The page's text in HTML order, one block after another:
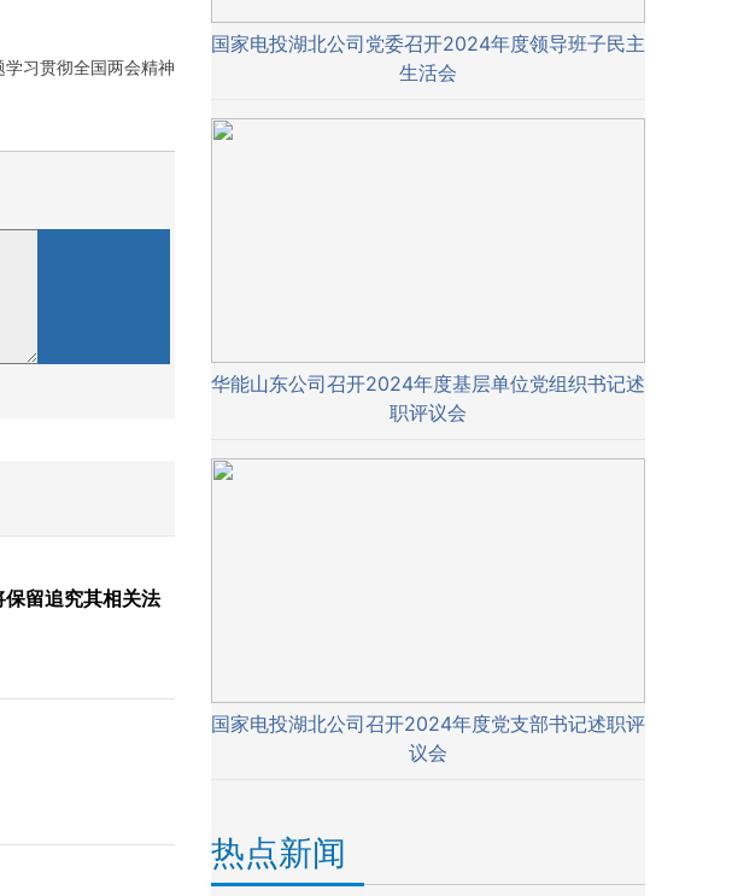
习贯彻全国两会精神
保留追究其相关法
国家电投湖北公司党委召开2024年度领导班子民主
生活会
华能山东公司召开2024年度基层单位党组织书记述
职评议会
国家电投湖北公司召开2024年度党支部书记述职评
议会
热点新闻